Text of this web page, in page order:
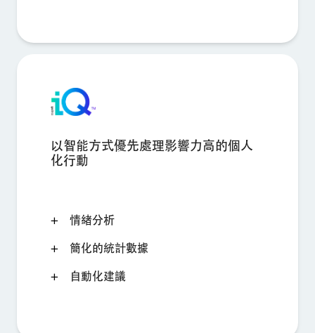
以智能方式優先處理影響力高的個人
化行動
情緒分析
簡化的統計數據
自動化建議